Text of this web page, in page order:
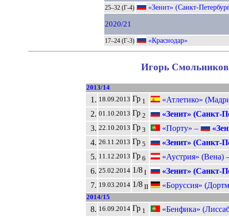
25–32 (Г-4) «Зенит» (Санкт-
2020/21
17–24 (Г-3) «Краснодар»
Игорь Смольников
2013/14
1. 18.09.2013 Гр 1
«Атлетико»
2. 01.10.2013 Гр 2
«Зенит» (Санкт-
3. 22.10.2013 Гр 3 «Порту» –
4. 26.11.2013 Гр 5
«Зенит» (Санкт-
5. 11.12.2013 Гр 6
«Аустрия» (Вена)
6. 25.02.2014 1/8 I
«Зенит» (Санкт-
7. 19.03.2014 1/8 II «Боруссия»
2014/15
8. 16.09.2014 Гр 1
«Бенфика»